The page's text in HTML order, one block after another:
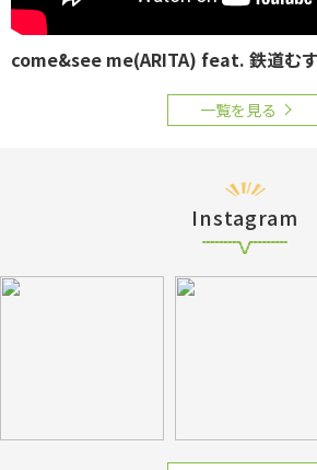
come&see me(ARITA) feat. 鉄道む
一覧を見る
Instagram